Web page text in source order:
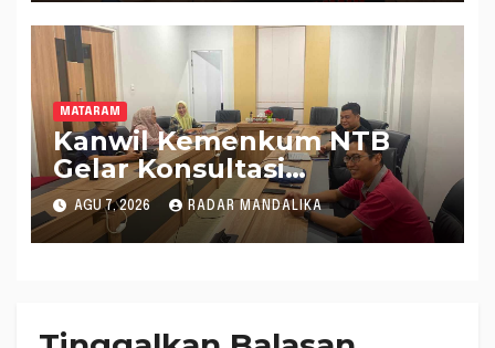
MATARAM
Kanwil Kemenkum NTB
Gelar Konsultasi
Penghitungan Kebutuhan
Formasi JF Perancang
Peraturan Perundang-
AGU 7, 2026 RADAR MANDALIKA